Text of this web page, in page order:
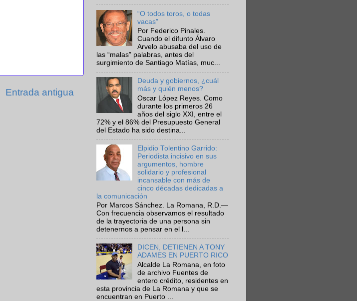
Entrada antigua
“O todos toros, o todas
vacas”
Por Federico Pinales.
Cuando el difunto Álvaro
Arvelo abusaba del uso de
las “malas” palabras, antes del
surgimiento de Santiago Matías, muc...
Deuda y gobiernos, ¿cuál
más y quién menos?
Oscar López Reyes. Como
durante los primeros 26
años del siglo XXI, entre el
72% y el 86% del Presupuesto General
del Estado ha sido destina...
Elpidio Tolentino Garrido:
Periodista incisivo en sus
argumentos, hombre
solidario y profesional
incansable con más de
cinco décadas dedicadas a
la comunicación
Por Marcos Sánchez. La Romana, R.D.—
Con frecuencia observamos el resultado
de la trayectoria de una persona sin
detenernos a pensar en el l...
DICEN, DETIENEN A TONY
ADAMES EN PUERTO RICO
Alcalde La Romana, en foto
de archivo Fuentes de
entero crédito, residentes en
esta provincia de La Romana y que se
encuentran en Puerto ...